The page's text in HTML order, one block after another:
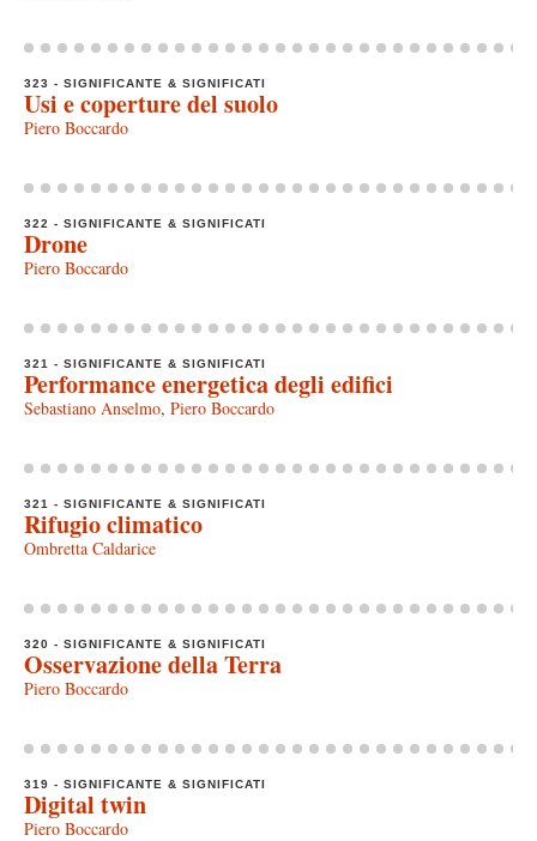
323 - SIGNIFICANTE & SIGNIFICATI
Usi e coperture del suolo
Piero Boccardo
322 - SIGNIFICANTE & SIGNIFICATI
Drone
Piero Boccardo
321 - SIGNIFICANTE & SIGNIFICATI
Performance energetica degli edifici
Sebastiano Anselmo, Piero Boccardo
321 - SIGNIFICANTE & SIGNIFICATI
Rifugio climatico
Ombretta Caldarice
320 - SIGNIFICANTE & SIGNIFICATI
Osservazione della Terra
Piero Boccardo
319 - SIGNIFICANTE & SIGNIFICATI
Digital twin
Piero Boccardo